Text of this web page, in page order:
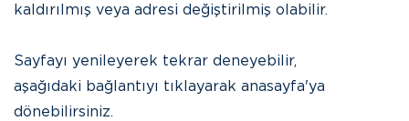
kaldırılmış veya adresi değiştirilmiş olabilir.
Sayfayı yenileyerek tekrar deneyebilir,
aşağıdaki bağlantıyı tıklayarak anasayfa'ya
dönebilirsiniz.